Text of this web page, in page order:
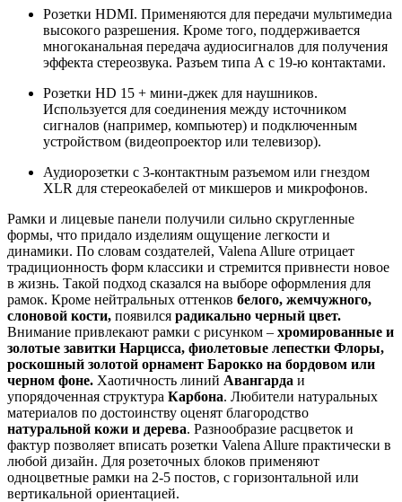
Розетки HDMI. Применяются для передачи мультимедиа
высокого разрешения. Кроме того, поддерживается
многоканальная передача аудиосигналов для получения
эффекта стереозвука. Разъем типа А с 19-ю контактами.
Розетки HD 15 + мини-джек для наушников.
Используется для соединения между источником
сигналов (например, компьютер) и подключенным
устройством (видеопроектор или телевизор).
Аудиорозетки с 3-контактным разъемом или гнездом
XLR для стереокабелей от микшеров и микрофонов.
Рамки и лицевые панели получили сильно скругленные
формы, что придало изделиям ощущение легкости и
динамики. По словам создателей, Valena Allure отрицает
традиционность форм классики и стремится привнести новое
в жизнь. Такой подход сказался на выборе оформления для
рамок. Кроме нейтральных оттенков белого, жемчужного,
слоновой кости, появился радикально черный цвет.
Внимание привлекают рамки с рисунком – хромированные и
золотые завитки Нарцисса, фиолетовые лепестки Флоры,
роскошный золотой орнамент Барокко на бордовом или
черном фоне. Хаотичность линий Авангарда и
упорядоченная структура Карбона. Любители натуральных
материалов по достоинству оценят благородство
натуральной кожи и дерева. Разнообразие расцветок и
фактур позволяет вписать розетки Valena Allure практически в
любой дизайн. Для розеточных блоков применяют
одноцветные рамки на 2-5 постов, с горизонтальной или
вертикальной ориентацией.